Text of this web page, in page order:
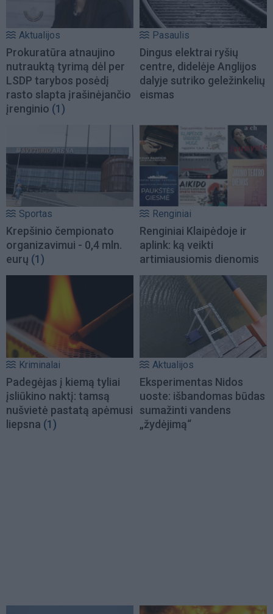
Aktualijos
Prokuratūra atnaujino
nutrauktą tyrimą dėl per
LSDP tarybos posėdį
rasto slapta įrašinėjančio
įrenginio (1)
Pasaulis
Dingus elektrai ryšių
centre, didelėje Anglijos
dalyje sutriko geležinkelių
eismas
Sportas
Krepšinio čempionato
organizavimui - 0,4 mln.
eurų (1)
Renginiai
Renginiai Klaipėdoje ir
aplink: ką veikti
artimiausiomis dienomis
Kriminalai
Padegėjas į kiemą tyliai
įsliūkino naktį: tamsą
nušvietė pastatą apėmusi
liepsna (1)
Aktualijos
Eksperimentas Nidos
uoste: išbandomas būdas
sumažinti vandens
„žydėjimą“